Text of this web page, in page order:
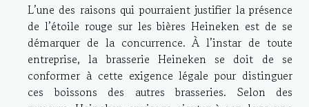
L’une des raisons qui pourraient justifier la présence
de l’étoile rouge sur les bières Heineken est de se
démarquer de la concurrence. À l’instar de toute
entreprise, la brasserie Heineken se doit de se
conformer à cette exigence légale pour distinguer
ces boissons des autres brasseries. Selon des